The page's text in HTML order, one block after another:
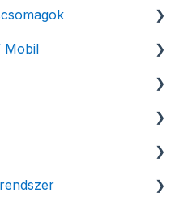
adatszolgáltatás
(PTGSZLAH)
/ korlátozás
Mobil
fiók
számla
Agent